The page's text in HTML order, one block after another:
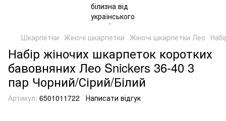
Шкарпетки Жіночі шкарпетки Жіночі шкарпетки Лео
Набір жіночих шкарпеток коротких
бавовняних Лео Snickers 36-40 3
пар Чорний/Сірий/Білий
Артикул: 6501011722 Написати відгук